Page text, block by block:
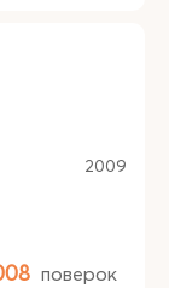
2009
поверок